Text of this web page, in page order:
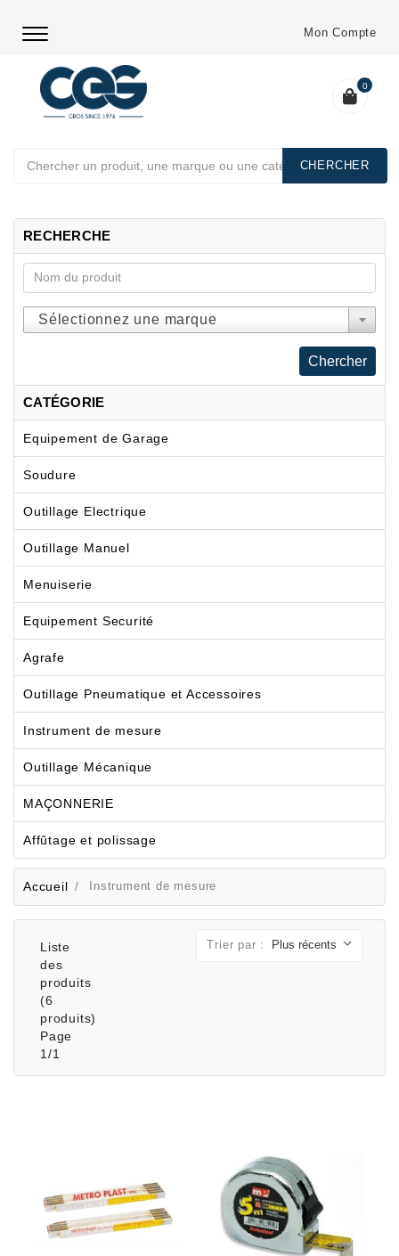
Mon Compte
0
RECHERCHE
Sélectionnez une marque
CATÉGORIE
Equipement de Garage
Soudure
Outillage Electrique
Outillage Manuel
Menuiserie
Equipement Securité
Agrafe
Outillage Pneumatique et Accessoires
Instrument de mesure
Outillage Mécanique
MAÇONNERIE
Affûtage et polissage
Accueil Instrument de mesure
Liste
des
produits
(6
produits)
Page
1/1
Trier par :